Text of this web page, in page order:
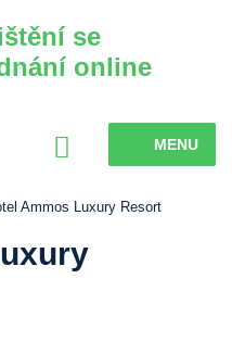
se
online
MENU
Ammos Luxury Resort